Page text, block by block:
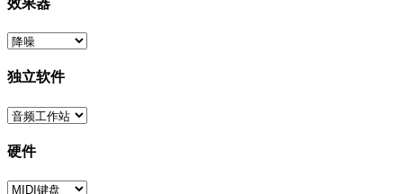
独立软件
硬件